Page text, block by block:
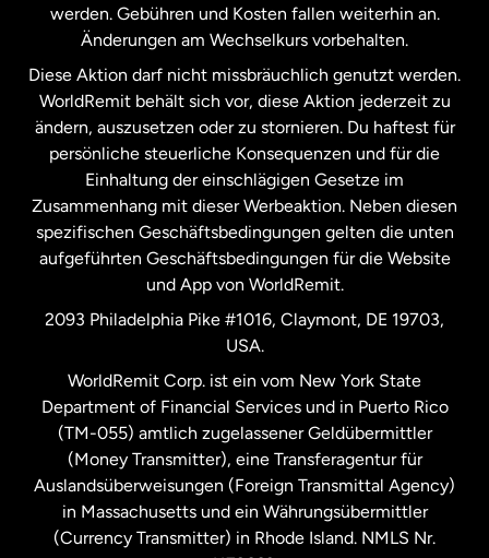
Neuseeland
Niederlande
Schweden
Spanien
Vereinigte Staaten English
Vereinigte Staaten
Vereinigtes Königreich
werden. Gebühren und Kosten fallen weiterhin an.
Änderungen am Wechselkurs vorbehalten.
Diese Aktion darf nicht missbräuchlich genutzt werden.
WorldRemit behält sich vor, diese Aktion jederzeit zu
ändern, auszusetzen oder zu stornieren. Du haftest für
persönliche steuerliche Konsequenzen und für die
Einhaltung der einschlägigen Gesetze im
Zusammenhang mit dieser Werbeaktion. Neben diesen
spezifischen Geschäftsbedingungen gelten die unten
aufgeführten Geschäftsbedingungen für die Website
und App von WorldRemit.
2093 Philadelphia Pike #1016, Claymont, DE 19703,
USA.
WorldRemit Corp. ist ein vom New York State
Department of Financial Services und in Puerto Rico
(TM-055) amtlich zugelassener Geldübermittler
(Money Transmitter), eine Transferagentur für
Auslandsüberweisungen (Foreign Transmittal Agency)
in Massachusetts und ein Währungsübermittler
(Currency Transmitter) in Rhode Island. NMLS Nr.